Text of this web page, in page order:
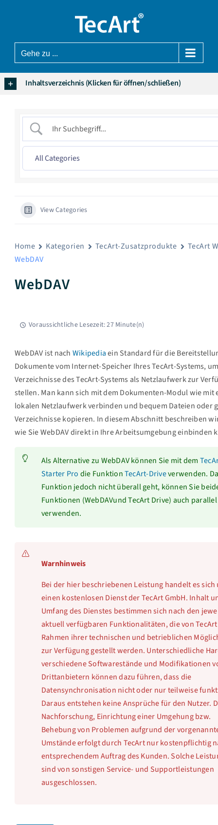
Gehe zu ...
Inhaltsverzeichnis (Klicken für öffnen/schließen)
View Categories
Home Kategorien TecArt-Zusatzprodukte
TecArt
WebDAV
WebDAV
Voraussichtliche Lesezeit: 27 Minute(n)
WebDAV ist nach Wikipediaein Standard für die
Dokumente vom Internet-Speicher Ihres TecArt-Systems,
Verzeichnisse des TecArt-Systems als Netzlaufwerk zur
stellen. Man kann sich mit dem Dokumenten-Modul wie mit
lokalen Netzlaufwerk verbinden und bequem Dateien oder
Verzeichnisse kopieren. In diesem Abschnitt beschreiben
wie Sie WebDAV direkt in Ihre Arbeitsumgebung einbinden
Als Alternative zu WebDAV können Sie mit dem
Starter Pro die FunktionTecArt-Driveverwenden.
Funktion jedoch nicht überall geht, können Sie
Funktionen (WebDAVund TecArt Drive) auch parallel
verwenden.
Warnhinweis
Bei der hier beschriebenen Leistung handelt es sich
einen kostenlosen Dienst der TecArt GmbH. Inhalt
Umfang des Dienstes bestimmen sich nach den
aktuell verfügbaren Funktionalitäten, die von
Rahmen ihrer technischen und betrieblichen
zur Verfügung gestellt werden. Unterschiedliche
verschiedene Softwarestände und Modifikationen
Drittanbietern können dazu führen, dass die
Datensynchronisation nicht oder nur teilweise
Daraus entstehen keine Ansprüche für den Nutzer.
Nachforschung, Einrichtung einer Umgehung bzw.
Behebung von Problemen aufgrund der
Umstände erfolgt durch TecArt nur kostenpflichtig
entsprechendem Auftrag des Kunden. Solche
sind von sonstigen Service- und Supportleistungen
ausgeschlossen.